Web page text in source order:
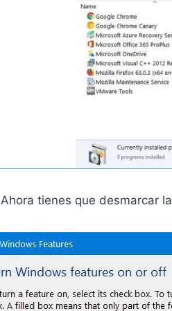
Ahora tienes que desmarcar